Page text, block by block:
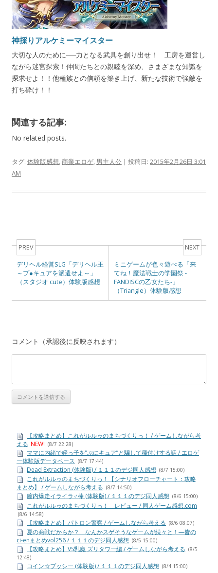
神採りアルケミーマイスター
大切な人のために──力となる武具を創り出せ！ 工房を運営し
ながら迷宮探索！仲間たちとの親睦を深め、さまざまな知識を
探求せよ！！他種族との信頼を築き上げ、新たな技術で強敵を
打ち砕け！！
関連する記事:
No related posts.
タグ: 体験版感想,商業エロゲ, 男主人公 | 投稿日: 2015年2月26日 3:01
AM
PREV
デリヘル経営SLG「デリヘル王
～プ●キュアを派遣せよ～」
（スタジオ cute）体験版感想
NEXT
ミニゲームが色々遊べる「来
てね！魔法戦士の学園祭 -
FANDISCの乙女たち-」
（Triangle）体験版感想
コメント（承認後に反映されます）
【攻略まとめ】これがルルゥのまちづくりっ！ / ゲームしながら考
える NEW! (8/7 22:28)
ママに内緒で姪っ子を”ぷにキュア”と騙して種付けする話 / エロゲ
ー体験版データベース (8/7 17:44)
Dead Extraction (体験版) / １１１のデジ同人感想 (8/7 15:00)
これがルルゥのまちづくりっ！【シナリオフローチャート：攻略
まとめ】 / ゲームしながら考える (8/7 14:50)
膣内爆走イライラ♂棒 (体験版) / １１１のデジ同人感想 (8/6 15:00)
これがルルゥのまちづくりっ！ レビュー / 同人ゲーム感想.com
(8/6 14:58)
【攻略まとめ】パトロン警察 / ゲームしながら考える (8/6 08:07)
夏の商戦だからか？ なんかスゲそうなゲームが続々と！―皆の
ci-enまとめvol256 / １１１のデジ同人感想 (8/5 15:00)
【攻略まとめ】VS乳魔 ズリタワー編 / ゲームしながら考える (8/5
12:48)
コイン☆プッシー (体験版) / １１１のデジ同人感想 (8/4 15:00)